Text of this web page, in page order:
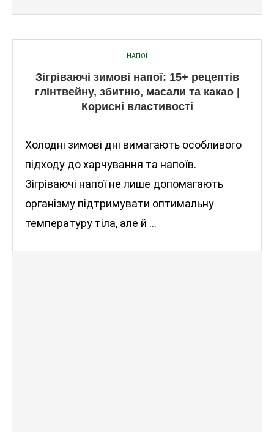
НАПОЇ
Зігріваючі зимові напої: 15+ рецептів
глінтвейну, збитню, масали та какао |
Корисні властивості
Холодні зимові дні вимагають особливого
підходу до харчування та напоїв.
Зігріваючі напої не лише допомагають
організму підтримувати оптимальну
температуру тіла, але й …